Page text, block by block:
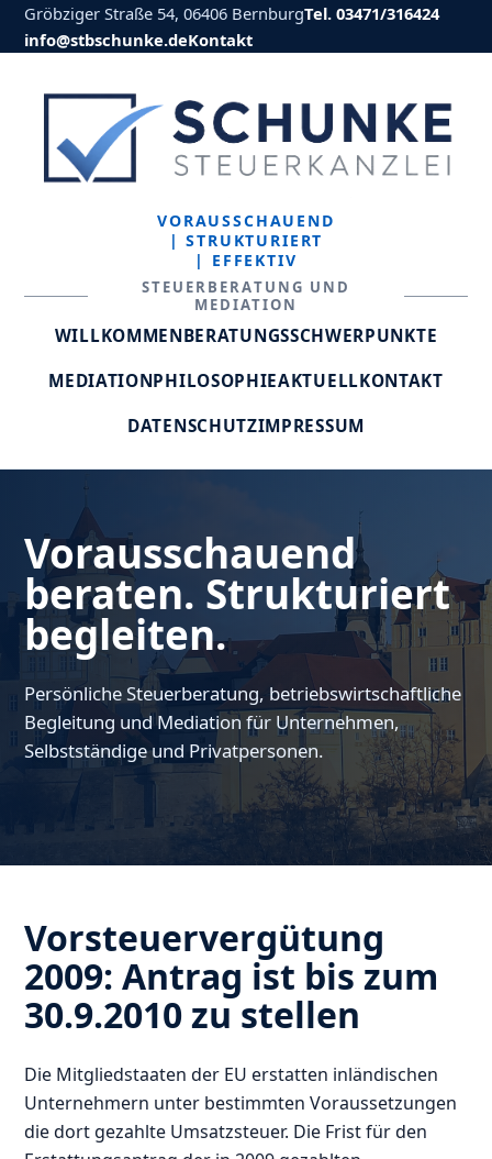
Gröbziger Straße 54, 06406 BernburgTel. 03471/316424
info@stbschunke.deKontakt
VORAUSSCHAUEND
| STRUKTURIERT
| EFFEKTIV
STEUERBERATUNG UND
MEDIATION
WILLKOMMENBERATUNGSSCHWERPUNKTE
MEDIATIONPHILOSOPHIEAKTUELLKONTAKT
DATENSCHUTZIMPRESSUM
Vorausschauend
beraten. Strukturiert
begleiten.
Persönliche Steuerberatung, betriebswirtschaftliche
Begleitung und Mediation für Unternehmen,
Selbstständige und Privatpersonen.
Vorsteuervergütung
2009: Antrag ist bis zum
30.9.2010 zu stellen
Die Mitgliedstaaten der EU erstatten inländischen
Unternehmern unter bestimmten Voraussetzungen
die dort gezahlte Umsatzsteuer. Die Frist für den